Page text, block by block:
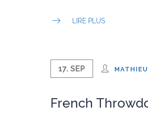
LIRE PLUS
17. SEP
French